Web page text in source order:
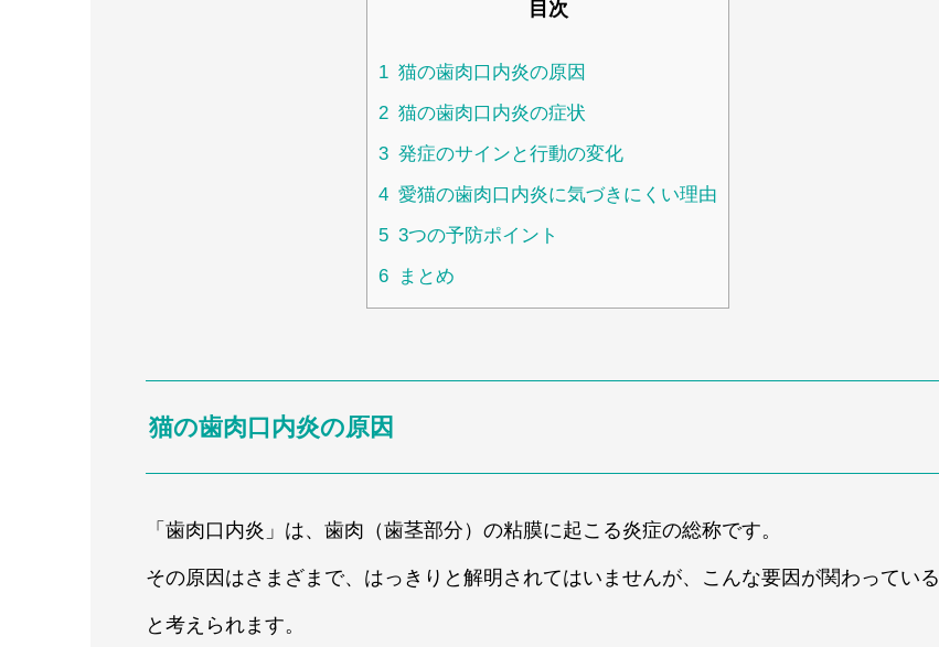
目次
1 猫の歯肉口内炎の原因
2 猫の歯肉口内炎の症状
3 発症のサインと行動の変化
4 愛猫の歯肉口内炎に気づきにくい理由
5 3つの予防ポイント
6
まとめ
猫の歯肉口内炎の原因
「歯肉口内炎」は、歯肉（歯茎部分）の粘膜に起こる炎症の総称です。
その原因はさまざまで、はっきりと解明されてはいませんが、こんな要因が関わっている
と考えられます。